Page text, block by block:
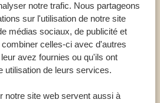
notre trafic. Nous partageons
sur l'utilisation de notre site
médias sociaux, de publicité et
celles-ci avec d'autres
avez fournies ou qu'ils ont
utilisation de leurs services.
notre site web servent aussi à
un expert
SONT LÀ POUR VOUS
+33 2 57 88 00 88